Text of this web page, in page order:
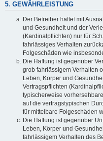
5. GEWÄHRLEISTUNG
Der Betreiber haftet mit
und Gesundheit und der
(Kardinalpflichten) nur für
fahrlässiges Verhalten
Folgeschäden wie
Die Haftung ist gegenüber
grob fahrlässigem Verhalten
Leben, Körper und
Vertragspflichten
typischerweise
auf die vertragstypischen
für mittelbare Folgeschäden
Die Haftung ist gegenüber
Leben, Körper und
fahrlässigem Verhalten des